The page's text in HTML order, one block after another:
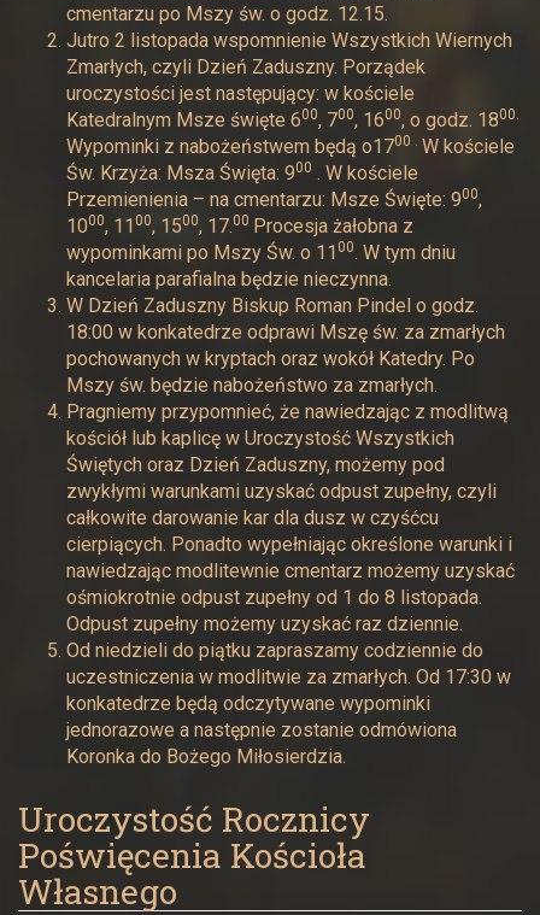
cmentarzu po Mszy św. o godz. 12.15.
Jutro 2 listopada wspomnienie Wszystkich Wiernych
Zmarłych, czyli Dzień Zaduszny. Porządek
uroczystości jest następujący: w kościele
Katedralnym Msze święte 600, 700, 1600, o godz. 1800.
Wypominki z nabożeństwem będą o1700 . W kościele
Św. Krzyża: Msza Święta: 900 . W kościele
Przemienienia – na cmentarzu: Msze Święte: 900,
1000, 11 00, 1500, 17.00 Procesja żałobna z
wypominkami po Mszy Św. o 11 00. W tym dniu
kancelaria parafialna będzie nieczynna.
W Dzień Zaduszny Biskup Roman Pindel o godz.
18:00 w konkatedrze odprawi Mszę św. za zmarłych
pochowanych w kryptach oraz wokół Katedry. Po
Mszy św. będzie nabożeństwo za zmarłych.
Pragniemy przypomnieć, że nawiedzając z modlitwą
kościół lub kaplicę w Uroczystość Wszystkich
Świętych oraz Dzień Zaduszny, możemy pod
zwykłymi warunkami uzyskać odpust zupełny, czyli
całkowite darowanie kar dla dusz w czyśćcu
cierpiących. Ponadto wypełniając określone warunki i
nawiedzając modlitewnie cmentarz możemy uzyskać
ośmiokrotnie odpust zupełny od 1 do 8 listopada.
Odpust zupełny możemy uzyskać raz dziennie.
Od niedzieli do piątku zapraszamy codziennie do
uczestniczenia w modlitwie za zmarłych. Od 17:30 w
konkatedrze będą odczytywane wypominki
jednorazowe a następnie zostanie odmówiona
Koronka do Bożego Miłosierdzia.
Uroczystość Rocznicy
Poświęcenia Kościoła
Własnego